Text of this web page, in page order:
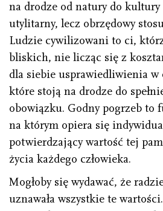
na drodze od natury do kultury
utylitarny, lecz obrzędowy
Ludzie cywilizowani to ci,
bliskich, nie licząc się z
dla siebie usprawiedliwienia
które stoją na drodze do
obowiązku. Godny pogrzeb to
na którym opiera się
potwierdzający wartość tej
życia każdego człowieka.
Mogłoby się wydawać, że
uznawała wszystkie te